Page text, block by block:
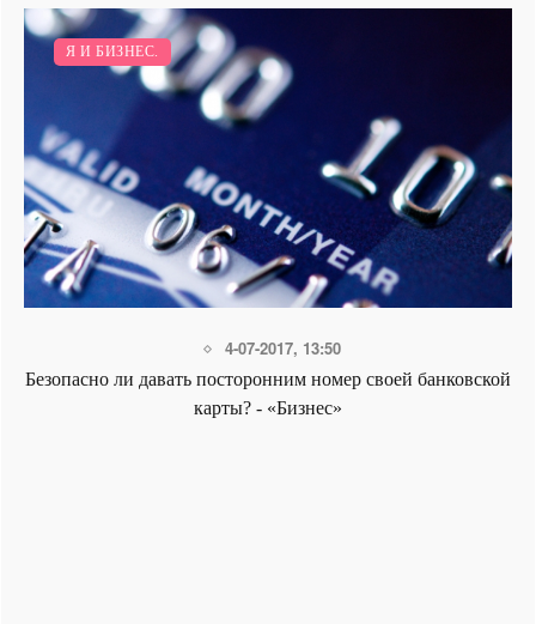
Я И БИЗНЕС.
4-07-2017, 13:50
Безопасно ли давать посторонним номер своей банковской
карты? - «Бизнес»